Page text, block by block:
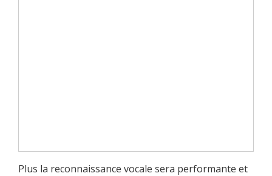
Plus la reconnaissance vocale sera performante et